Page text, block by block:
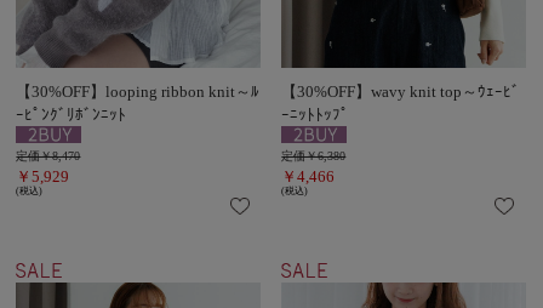
【30%OFF】looping ribbon knit～ﾙ
ｰﾋﾟﾝｸﾞﾘﾎﾞﾝﾆｯﾄ
定価￥8,470
￥5,929
(税込)
【30%OFF】wavy knit top～ｳｪｰﾋﾞ
ｰﾆｯﾄﾄｯﾌﾟ
定価￥6,380
￥4,466
(税込)